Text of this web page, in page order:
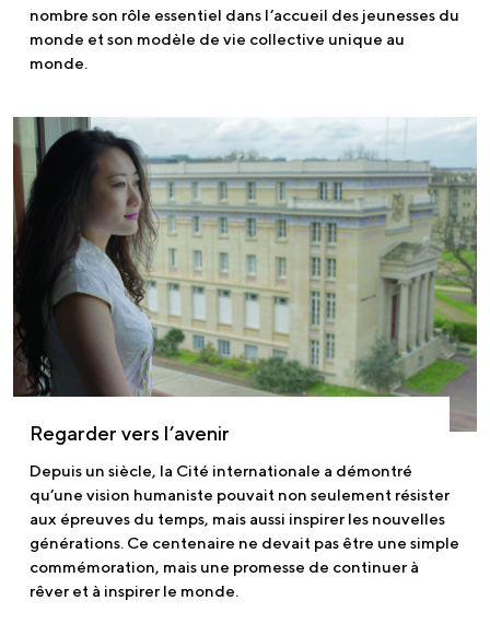
nombre son rôle essentiel dans l’accueil des jeunesses du
monde et son modèle de vie collective unique au
monde.
Regarder vers l’avenir
Depuis un siècle, la Cité internationale a démontré
qu’une vision humaniste pouvait non seulement résister
aux épreuves du temps, mais aussi inspirer les nouvelles
générations. Ce centenaire ne devait pas être une simple
commémoration, mais une promesse de continuer à
rêver et à inspirer le monde.